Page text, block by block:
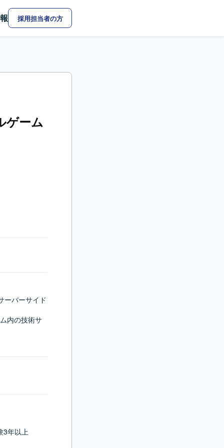
採用担当者の方
ゲーム
ーバーサイド
内の技術サ
3年以上